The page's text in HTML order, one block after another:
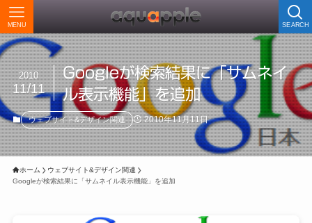
SEARCH
MENU
Googleが検索結果に「サムネイ
ル表示機能」を追加
2010
11/11
ウェブサイト&デザイン関連 2010年11月11日
ホーム
ウェブサイト&デザイン関連
Googleが検索結果に「サムネイル表示機能」を追加